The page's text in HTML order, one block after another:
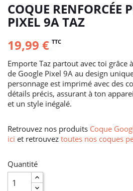
COQUE RENFORCÉE
PIXEL 9A TAZ
19,99 € TTC
Emporte Taz partout avec toi grâce
de Google Pixel 9A au design
personnage est imprimé avec des
détails précis, assurant à ton
et un style inégalé.
Retrouvez nos produits Coque
ici et retrouvez toutes nos coques
Quantité